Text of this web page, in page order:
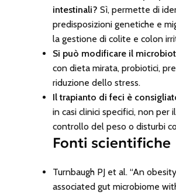
intestinali? Sì, permette di
predisposizioni genetiche e
la gestione di colite e colon
Si può modificare il
con dieta mirata, probiotici,
riduzione dello stress.
Il trapianto di feci è
in casi clinici specifici, non per il
controllo del peso o disturbi
Fonti scientifiche
Turnbaugh PJ et al. “An
associated gut microbiome